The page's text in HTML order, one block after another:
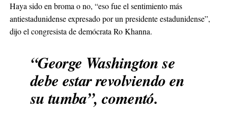
Haya sido en broma o no, “eso fue el sentimiento más
antiestadunidense expresado por un presidente estadunidense”,
dijo el congresista de demócrata Ro Khanna.
“George Washington se
debe estar revolviendo en
su tumba”, comentó.